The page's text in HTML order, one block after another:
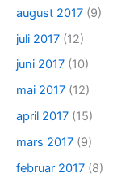
august 2017 (9)
juli 2017 (12)
juni 2017 (10)
mai 2017 (12)
april 2017 (15)
mars 2017 (9)
februar 2017 (8)